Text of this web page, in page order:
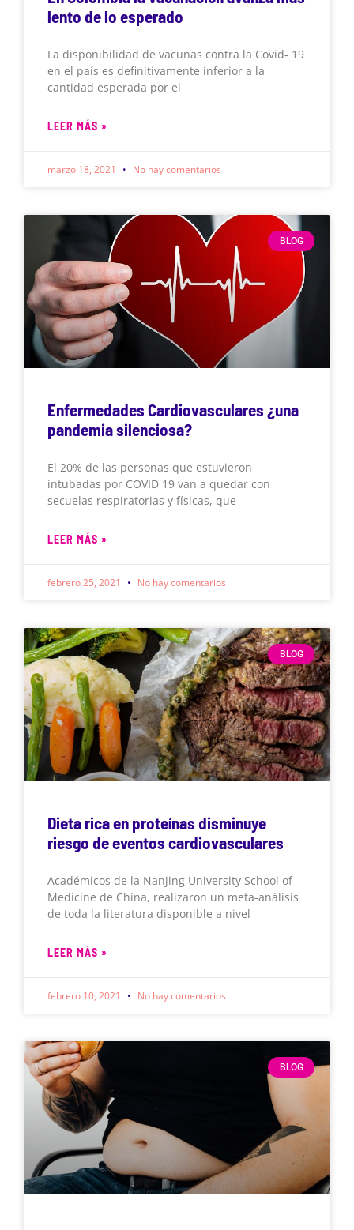
lento de lo esperado
La disponibilidad de vacunas contra la Covid- 19
en el país es definitivamente inferior a la
cantidad esperada por el
LEER MÁS »
marzo 18, 2021 No hay comentarios
BLOG
Enfermedades Cardiovasculares ¿una
pandemia silenciosa?
El 20% de las personas que estuvieron
intubadas por COVID 19 van a quedar con
secuelas respiratorias y físicas, que
LEER MÁS »
febrero 25, 2021 No hay comentarios
BLOG
Dieta rica en proteínas disminuye
riesgo de eventos cardiovasculares
Académicos de la Nanjing University School of
Medicine de China, realizaron un meta-análisis
de toda la literatura disponible a nivel
LEER MÁS »
febrero 10, 2021 No hay comentarios
BLOG